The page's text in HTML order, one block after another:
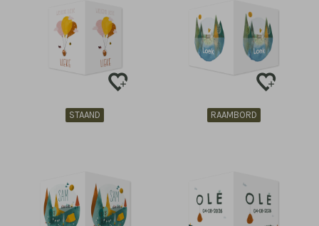
STAAND RAAMBORD